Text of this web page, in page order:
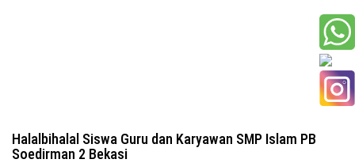
Halalbihalal Siswa Guru dan Karyawan SMP Islam PB
Soedirman 2 Bekasi